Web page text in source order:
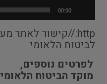
00:00
http://קישור לאתר מעסיקים
לביטוח הלאומי
לפרטים נוספים,
מוקד הביטוח הלאומי 6050*